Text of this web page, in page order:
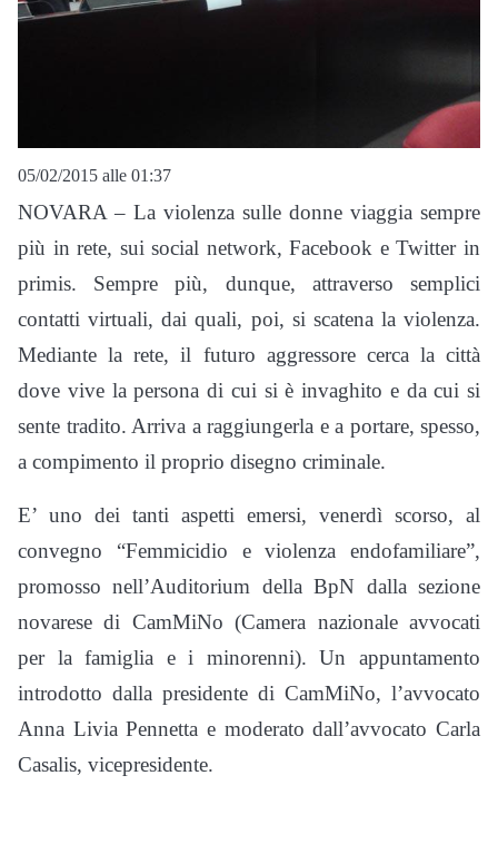
05/02/2015 alle 01:37
NOVARA – La violenza sulle donne viaggia sempre
più in rete, sui social network, Facebook e Twitter in
primis. Sempre più, dunque, attraverso semplici
contatti virtuali, dai quali, poi, si scatena la violenza.
Mediante la rete, il futuro aggressore cerca la città
dove vive la persona di cui si è invaghito e da cui si
sente tradito. Arriva a raggiungerla e a portare, spesso,
a compimento il proprio disegno criminale.
E’ uno dei tanti aspetti emersi, venerdì scorso, al
convegno “Femmicidio e violenza endofamiliare”,
promosso nell’Auditorium della BpN dalla sezione
novarese di CamMiNo (Camera nazionale avvocati
per la famiglia e i minorenni). Un appuntamento
introdotto dalla presidente di CamMiNo, l’avvocato
Anna Livia Pennetta e moderato dall’avvocato Carla
Casalis, vicepresidente.